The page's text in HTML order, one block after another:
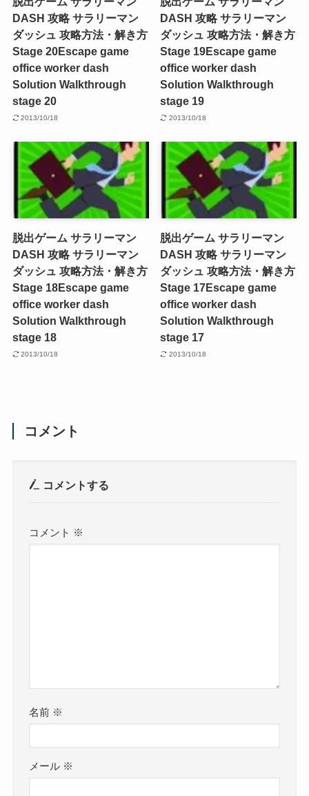
DASH 攻略 サラリーマン
ダッシュ 攻略方法・解き方
Stage 20Escape game
office worker dash
Solution Walkthrough
stage 20
2013/10/18
DASH 攻略 サラリーマン
ダッシュ 攻略方法・解き方
Stage 19Escape game
office worker dash
Solution Walkthrough
stage 19
2013/10/18
脱出ゲーム サラリーマン
DASH 攻略 サラリーマン
ダッシュ 攻略方法・解き方
Stage 18Escape game
office worker dash
Solution Walkthrough
stage 18
2013/10/18
脱出ゲーム サラリーマン
DASH 攻略 サラリーマン
ダッシュ 攻略方法・解き方
Stage 17Escape game
office worker dash
Solution Walkthrough
stage 17
2013/10/18
コメント
コメントする
コメント ※
名前 ※
メール ※